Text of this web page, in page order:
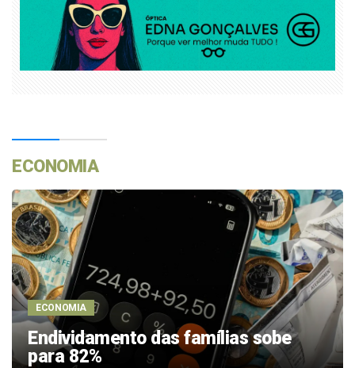
ECONOMIA
ECONOMIA
Endividamento das famílias sobe
para 82%